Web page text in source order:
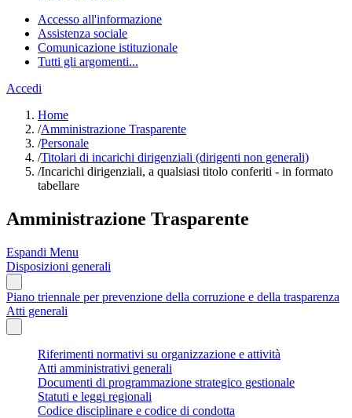
Accesso all'informazione
Assistenza sociale
Comunicazione istituzionale
Tutti gli argomenti...
Accedi
Home
/Amministrazione Trasparente
/Personale
/Titolari di incarichi dirigenziali (dirigenti non generali)
/Incarichi dirigenziali, a qualsiasi titolo conferiti - in formato
tabellare
Amministrazione Trasparente
Espandi Menu
Disposizioni generali
Piano triennale per prevenzione della corruzione e della trasparenza
Atti generali
Riferimenti normativi su organizzazione e attività
Atti amministrativi generali
Documenti di programmazione strategico gestionale
Statuti e leggi regionali
Codice disciplinare e codice di condotta